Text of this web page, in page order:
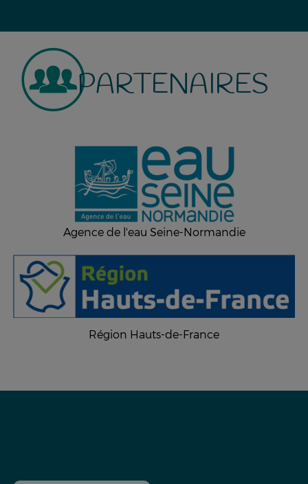
PARTENAIRES
Agence de l'eau Seine-Normandie
Région Hauts-de-France